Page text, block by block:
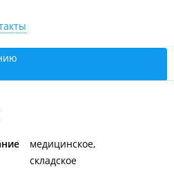
медицинское
складское